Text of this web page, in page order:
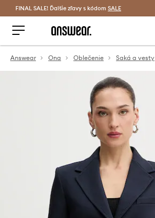
Šetrite s Answear Club >
FINAL SALE! Ďalšie zľavy s kódom SALE
Answear Ona Oblečenie Saká a vesty